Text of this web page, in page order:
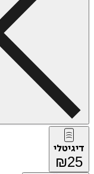
דיגיטלי
₪25